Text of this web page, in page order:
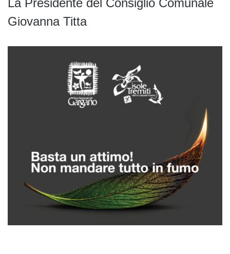
La Presidente del Consiglio Comunale
Giovanna Titta